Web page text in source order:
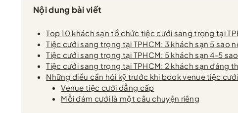
Nội dung bài viết
Top 10 khách sạn tổ chức tiệc cưới sang trọng tại
Tiệc cưới sang trọng tại TPHCM: 3 khách sạn 5 sao
Tiệc cưới sang trọng tại TPHCM: 5 khách sạn 4-5
Tiệc cưới sang trọng tại TPHCM: 2 khách sạn đáng
Những điều cần hỏi kỹ trước khi book venue tiệc
Venue tiệc cưới đẳng cấp
Mỗi đám cưới là một câu chuyện riêng